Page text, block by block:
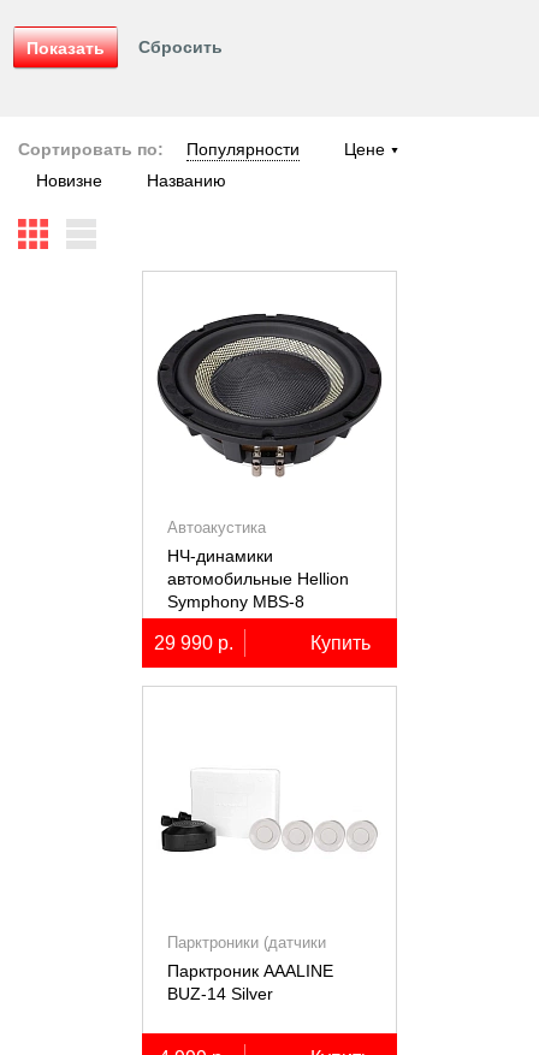
Сортировать по: Популярности
Цене
Новизне
Названию
Автоакустика
НЧ-динамики
автомобильные Hellion
Symphony MBS-8
29 990 р. Купить
Парктроники (датчики
парковки)
Парктроник AAALINE
BUZ-14 Silver